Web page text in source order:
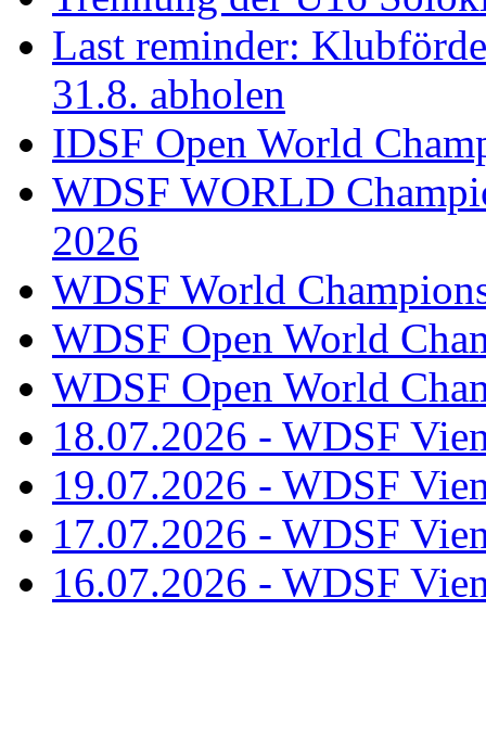
Last reminder:
31.8. abholen
IDSF Open World
WDSF WORLD
2026
WDSF World
WDSF Open World
WDSF Open World
18.07.2026 - WDSF
19.07.2026 - WDSF
17.07.2026 - WDSF
16.07.2026 - WDSF